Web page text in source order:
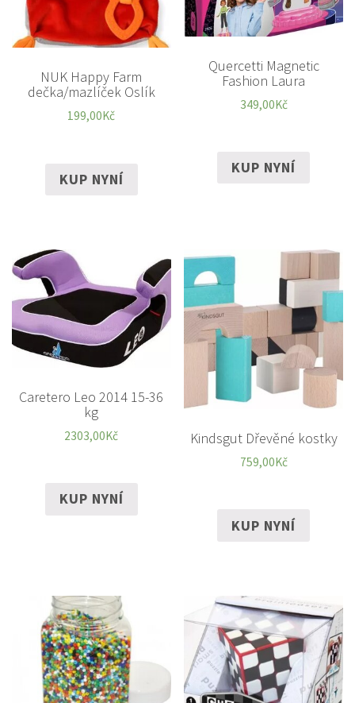
NUK Happy Farm
dečka/mazlíček Oslík
199,00Kč
KUP NYNÍ
Quercetti Magnetic
Fashion Laura
349,00Kč
KUP NYNÍ
Caretero Leo 2014 15-36
kg
2303,00Kč
KUP NYNÍ
Kindsgut Dřevěné kostky
759,00Kč
KUP NYNÍ